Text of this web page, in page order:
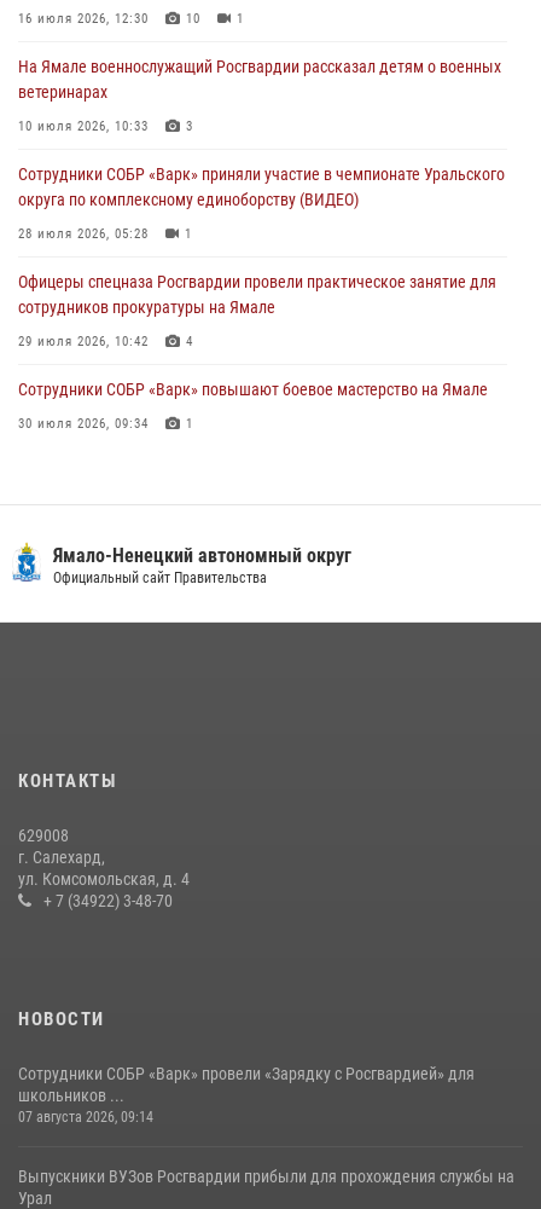
праздником
Сотрудники СОБР «Варк» повышают боевое мастерство на Ямале
30 июля 2026, 09:34 1
Офицеры спецназа Росгвардии провели практическое занятие для
сотрудников прокуратуры на Ямале
29 июля 2026, 10:42 4
16 июля 2026, 12:30 10 1
На Ямале военнослужащий Росгвардии рассказал детям о военных
ветеринарах
10 июля 2026, 10:33 3
Сотрудники СОБР «Варк» приняли участие в чемпионате Уральского
округа по комплексному единоборству (ВИДЕО)
28 июля 2026, 05:28 1
Офицеры спецназа Росгвардии провели практическое занятие для
сотрудников прокуратуры на Ямале
29 июля 2026, 10:42 4
Сотрудники СОБР «Варк» повышают боевое мастерство на Ямале
30 июля 2026, 09:34 1
18 июля 2026, 09:36 3
«Росгвардия. Вехи истории»: войска правопорядка на охране
стратегических объектов поверженной Германии (видео)
20 июля 2026, 09:03
Ямало-Ненецкий автономный округ
Официальный сайт Правительства
КОНТАКТЫ
629008
г. Салехард,
ул. Комсомольская, д. 4
+ 7 (34922) 3-48-70
НОВОСТИ
Сотрудники СОБР «Варк» провели «Зарядку с Росгвардией» для
школьников ...
07 августа 2026, 09:14
Выпускники ВУЗов Росгвардии прибыли для прохождения службы на
Урал